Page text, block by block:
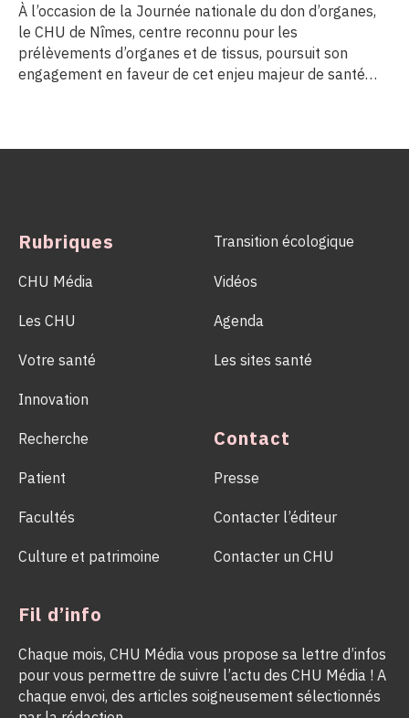
À l’occasion de la Journée nationale du don d’organes,
le CHU de Nîmes, centre reconnu pour les
prélèvements d’organes et de tissus, poursuit son
engagement en faveur de cet enjeu majeur de santé
Rubriques
CHU Média
Les CHU
Votre santé
Innovation
Recherche
Patient
Facultés
Culture et patrimoine
Transition écologique
Vidéos
Agenda
Les sites santé
Contact
Presse
Contacter l’éditeur
Contacter un CHU
Fil d’info
Chaque mois, CHU Média vous propose sa lettre d’infos
pour vous permettre de suivre l’actu des CHU Média ! A
chaque envoi, des articles soigneusement sélectionnés